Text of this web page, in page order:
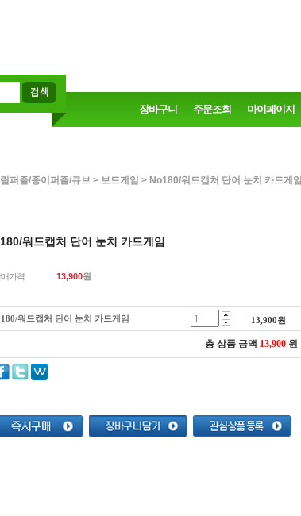
장바구니 주문조회 마이페이지
퍼즐/종이퍼즐/큐브 > 보드게임 > No180/워드캡처 단어 눈치 카드게임
워드캡처 단어 눈치 카드게임
가격 13,900원
워드캡처 단어 눈치 카드게임 13,900원
총 상품 금액 13,900 원